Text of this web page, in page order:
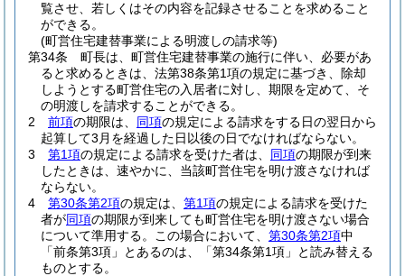
覧させ、若しくはその内容を記録させることを求めること
ができる。
(町営住宅建替事業による明渡しの請求等)
第34条
町長は、町営住宅建替事業の施行に伴い、必要があ
ると求めるときは、法第38条第1項の規定に基づき、除却
しようとする町営住宅の入居者に対し、期限を定めて、そ
の明渡しを請求することができる。
2
前項の期限は、 同項の規定による請求をする日の翌日から
起算して3月を経過した日以後の日でなければならない。
3
第1項の規定による請求を受けた者は、 同項の期限が到来
したときは、速やかに、当該町営住宅を明け渡さなければ
ならない。
4
第30条第2項の規定は、 第1項の規定による請求を受けた
者が同項の期限が到来しても町営住宅を明け渡さない場合
について準用する。
この場合において、 第30条第2項中
「前条第3項」とあるのは、「第34条第1項」と読み替える
ものとする。